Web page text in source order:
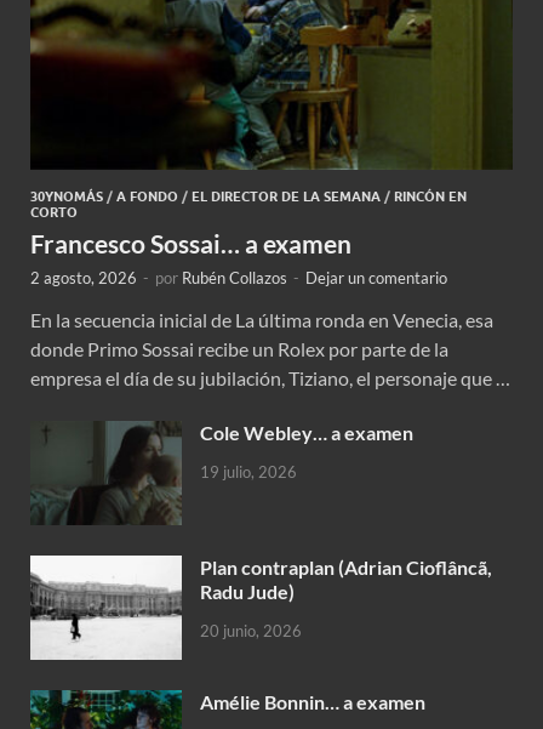
30YNOMÁS / A FONDO / EL DIRECTOR DE LA SEMANA / RINCÓN EN
CORTO
Francesco Sossai… a examen
2 agosto, 2026 - por Rubén Collazos - Dejar un comentario
En la secuencia inicial de La última ronda en Venecia, esa
donde Primo Sossai recibe un Rolex por parte de la
empresa el día de su jubilación, Tiziano, el personaje que …
Cole Webley… a examen
19 julio, 2026
Plan contraplan (Adrian Cioflâncã,
Radu Jude)
20 junio, 2026
Amélie Bonnin… a examen